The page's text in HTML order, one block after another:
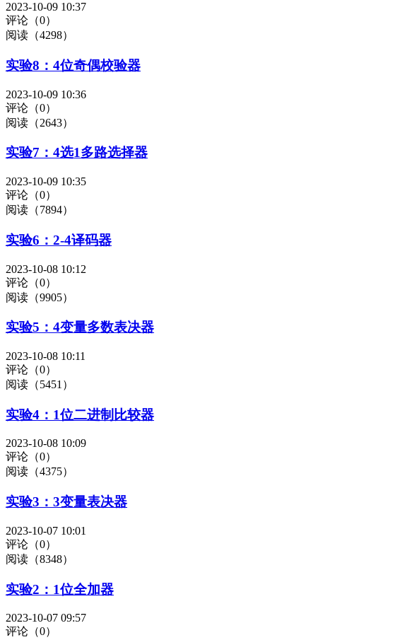
2023-10-09 10:37
评论（0）
阅读（4298）
实验8：4位奇偶校验器
2023-10-09 10:36
评论（0）
阅读（2643）
实验7：4选1多路选择器
2023-10-09 10:35
评论（0）
阅读（7894）
实验6：2-4译码器
2023-10-08 10:12
评论（0）
阅读（9905）
实验5：4变量多数表决器
2023-10-08 10:11
评论（0）
阅读（5451）
实验4：1位二进制比较器
2023-10-08 10:09
评论（0）
阅读（4375）
实验3：3变量表决器
2023-10-07 10:01
评论（0）
阅读（8348）
实验2：1位全加器
2023-10-07 09:57
评论（0）